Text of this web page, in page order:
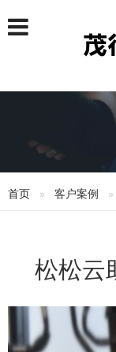
首页
客户案例
松松云